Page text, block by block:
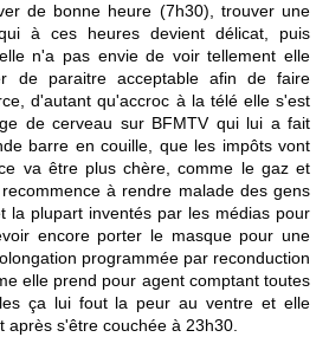
de bonne heure (7h30), trouver une
à ces heures devient délicat, puis
n'a pas envie de voir tellement elle
de paraitre acceptable afin de faire
d'autant qu'accroc à la télé elle s'est
de cerveau sur BFMTV qui lui a fait
barre en couille, que les impôts vont
va être plus chère, comme le gaz et
à rendre malade des gens
la plupart inventés par les médias pour
encore porter le masque pour une
programmée par reconduction
elle prend pour agent comptant toutes
ça lui fout la peur au ventre et elle
après s'être couchée à 23h30.